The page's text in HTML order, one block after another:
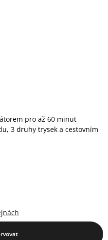
pro až 60 minut
3 druhy trysek a cestovním